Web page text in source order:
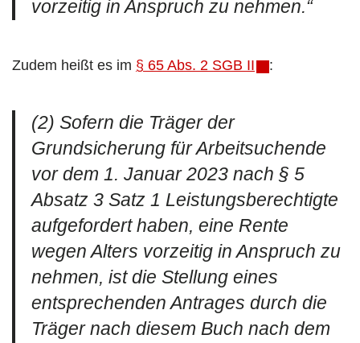
vorzeitig in Anspruch zu nehmen.“
Zudem heißt es im § 65 Abs. 2 SGB II :
(2) Sofern die Träger der
Grundsicherung für Arbeitsuchende
vor dem 1. Januar 2023 nach § 5
Absatz 3 Satz 1 Leistungsberechtigte
aufgefordert haben, eine Rente
wegen Alters vorzeitig in Anspruch zu
nehmen, ist die Stellung eines
entsprechenden Antrages durch die
Träger nach diesem Buch nach dem